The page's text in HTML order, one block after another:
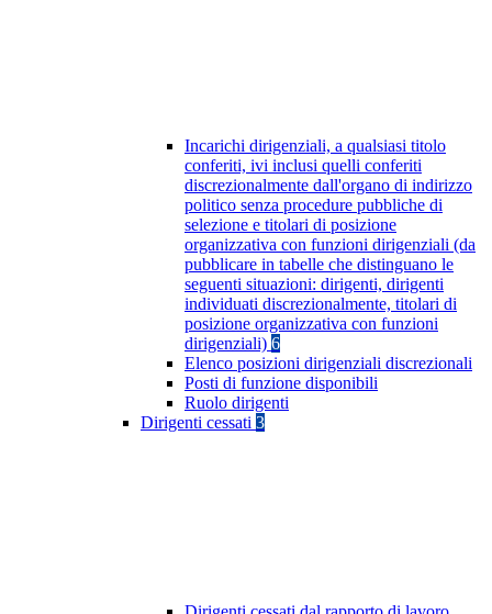
Incarichi dirigenziali, a qualsiasi titolo
conferiti, ivi inclusi quelli conferiti
discrezionalmente dall'organo di indirizzo
politico senza procedure pubbliche di
selezione e titolari di posizione
organizzativa con funzioni dirigenziali (da
pubblicare in tabelle che distinguano le
seguenti situazioni: dirigenti, dirigenti
individuati discrezionalmente, titolari di
posizione organizzativa con funzioni
dirigenziali) 6
Elenco posizioni dirigenziali discrezionali
Posti di funzione disponibili
Ruolo dirigenti
Dirigenti cessati 3